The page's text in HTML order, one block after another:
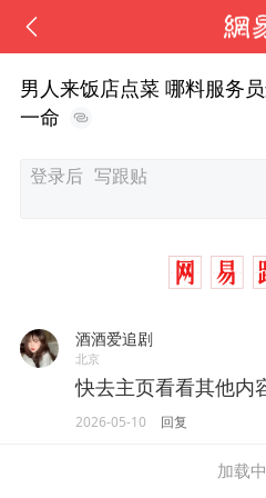
男人来饭店点菜 哪料服务
一命
酒酒爱追剧
北京
快去主页看看其他内
2026-05-10 回复
加载